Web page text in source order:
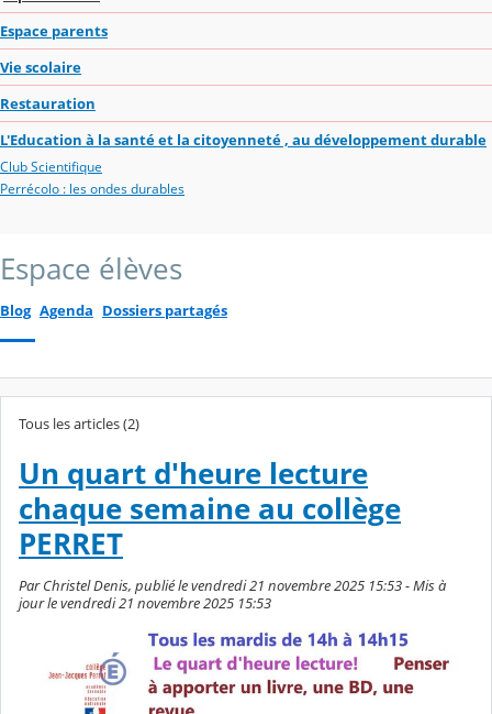
Espace parents
Vie scolaire
Restauration
L'Education à la santé et la citoyenneté , au développement durable
Club Scientifique
Perrécolo : les ondes durables
Espace élèves
Blog Agenda Dossiers partagés
Tous les articles (2)
Un quart d'heure lecture
chaque semaine au collège
PERRET
Par Christel Denis, publié le vendredi 21 novembre 2025 15:53 - Mis à
jour le vendredi 21 novembre 2025 15:53